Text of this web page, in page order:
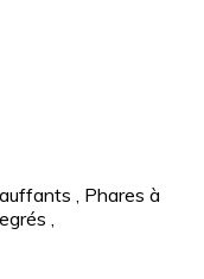
Phares à